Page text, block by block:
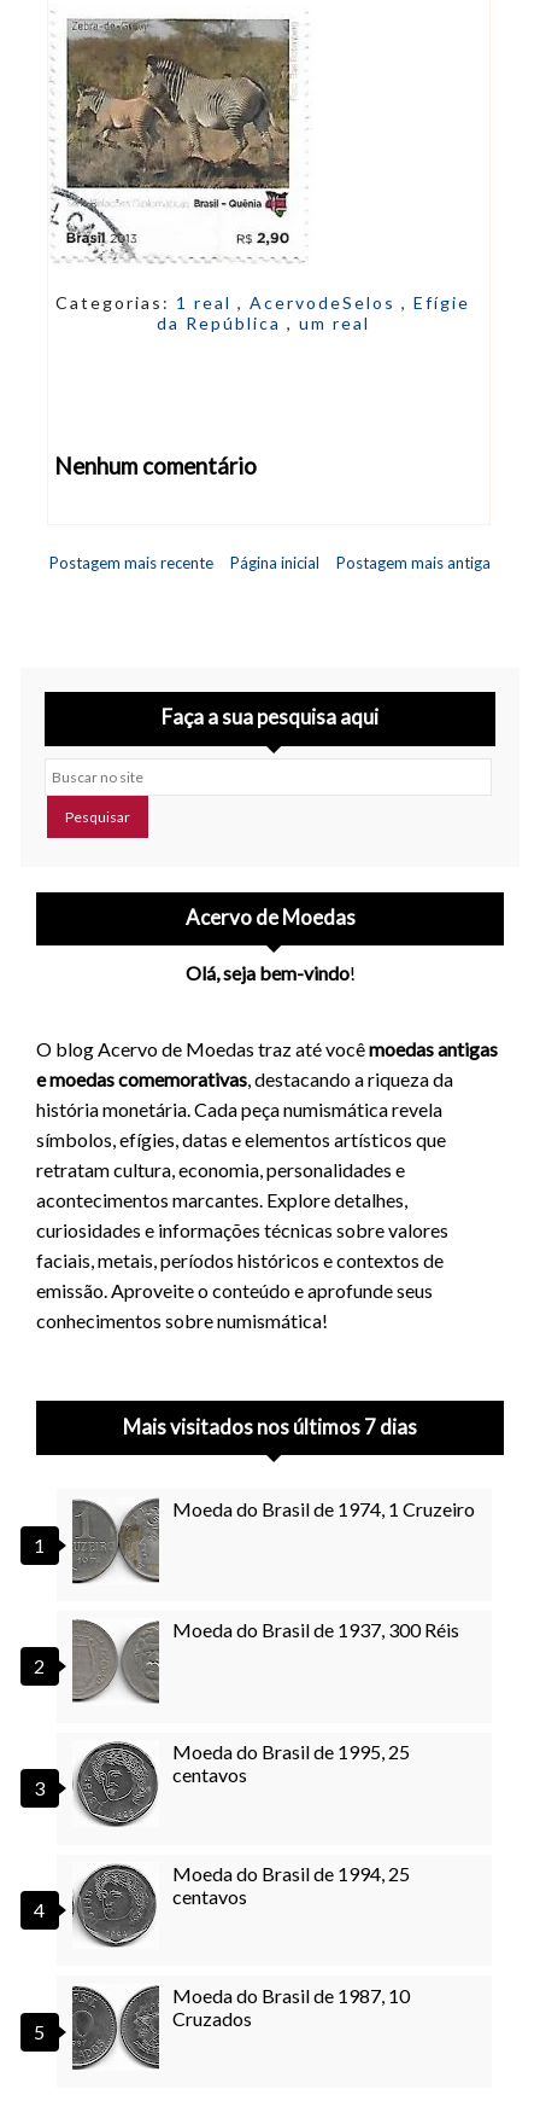
Categorias: 1 real , AcervodeSelos , Efígie
da República , um real
Nenhum comentário
Postagem mais recente Postagem mais antiga
Página inicial
Faça a sua pesquisa aqui
Buscar no site
Acervo de Moedas
Olá, seja bem-vindo!
O blog Acervo de Moedas traz até vocêmoedas antigas
e moedas comemorativas, destacando a riqueza da
história monetária. Cada peça numismática revela
símbolos, efígies, datas e elementos artísticos que
retratam cultura, economia, personalidades e
acontecimentos marcantes. Explore detalhes,
curiosidades e informações técnicas sobre valores
faciais, metais, períodos históricos e contextos de
emissão. Aproveite o conteúdo e aprofunde seus
conhecimentos sobre numismática!
Mais visitados nos últimos 7 dias
Moeda do Brasil de 1974, 1 Cruzeiro
Moeda do Brasil de 1937, 300 Réis
Moeda do Brasil de 1995, 25
centavos
Moeda do Brasil de 1994, 25
centavos
Moeda do Brasil de 1987, 10
Cruzados